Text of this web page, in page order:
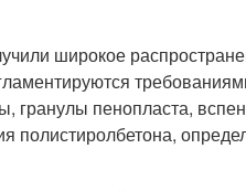
широкое
гранулы пенопласта,
полистиролбетона,